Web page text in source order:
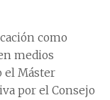
como
medios
el Máster
por el Consejo